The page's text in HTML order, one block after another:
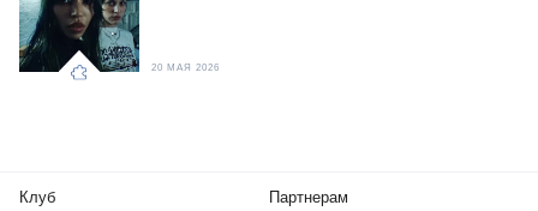
20 МАЯ 2026
Клуб Партнерам